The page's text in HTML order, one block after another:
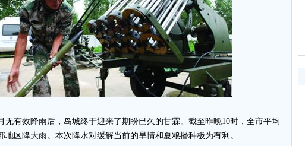
有效降雨后，岛城终于迎来了期盼已久的甘霖。截至昨晚10时，全市平均
地区降大雨。本次降水对缓解当前的旱情和夏粮播种极为有利。